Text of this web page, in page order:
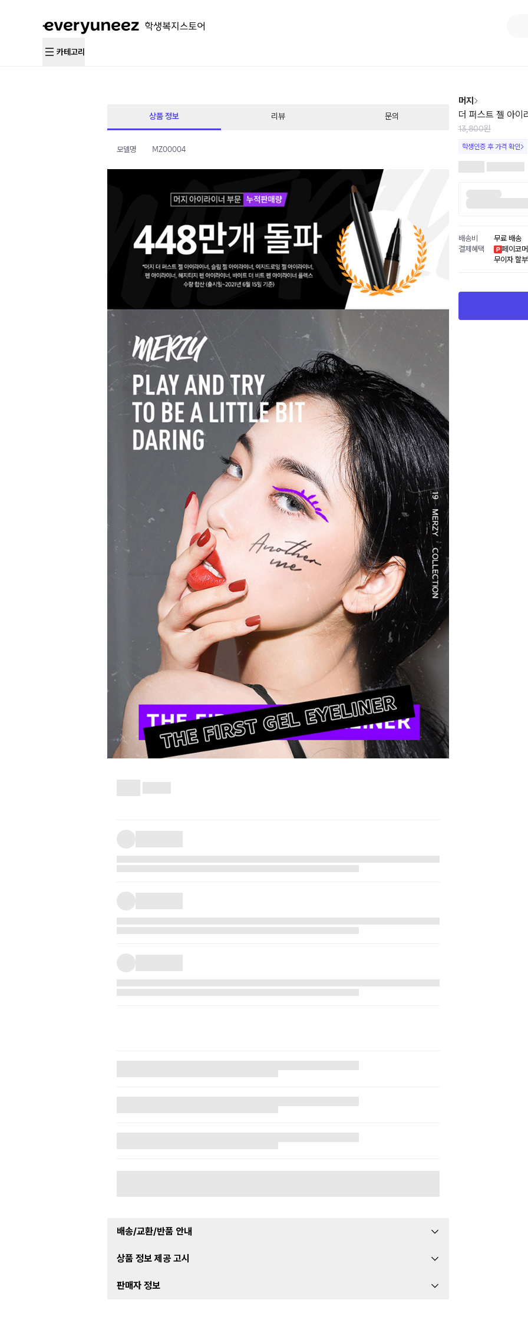
카테고리
상품 정보 리뷰 문의
모델명 MZ00004
배송/교환/반품 안내
상품 정보 제공 고시
판매자 정보
머지
더 퍼스트 젤 아이
13,800원
학생인증 후 가격 확인
배송비
무료 배송
결제혜택
페이코
무이자 할